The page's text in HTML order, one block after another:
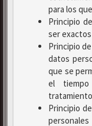
para los
Principio
ser
Principio
datos
que se
el
Principio